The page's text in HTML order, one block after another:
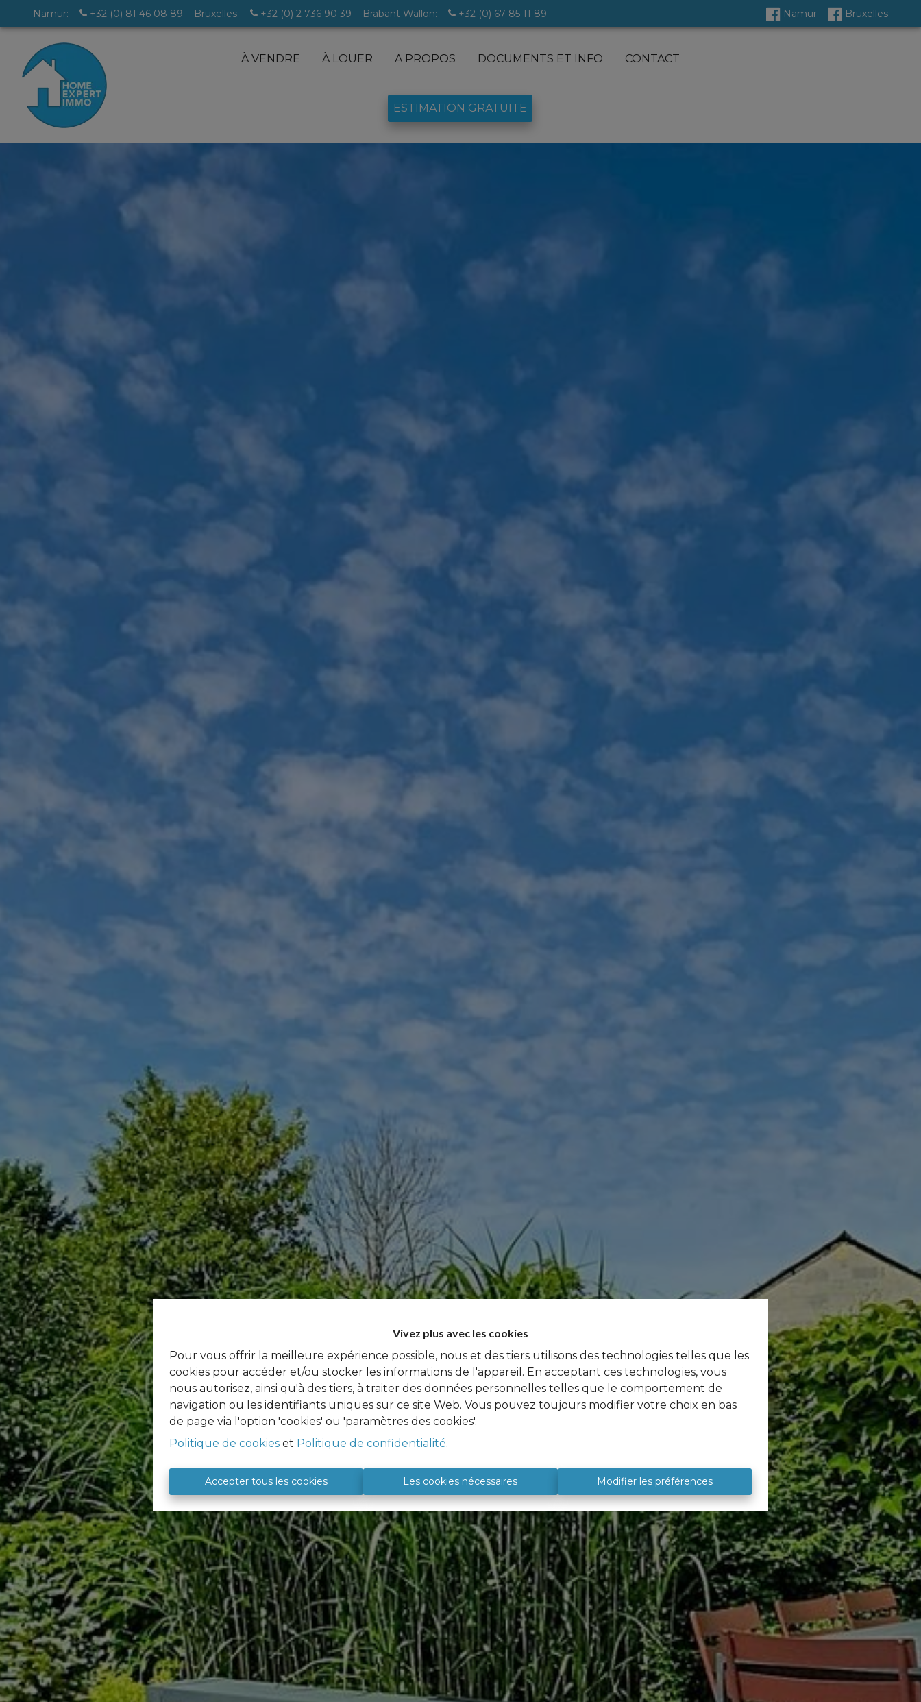
Vivez plus avec les cookies
Pour vous offrir la meilleure expérience possible, nous et des tiers utilisons des technologies telles que les
cookies pour accéder et/ou stocker les informations de l'appareil. En acceptant ces technologies, vous
nous autorisez, ainsi qu'à des tiers, à traiter des données personnelles telles que le comportement de
navigation ou les identifiants uniques sur ce site Web. Vous pouvez toujours modifier votre choix en bas
de page via l'option 'cookies' ou 'paramètres des cookies'.
Politique de cookies et Politique de confidentialité.
Accepter tous les cookies Les cookies nécessaires Modifier les préférences
Namur: +32 (0) 81 46 08 89 Bruxelles: +32 (0) 2 736 90 39 Brabant Wallon: +32 (0) 67 85 11 89 Namur Bruxelles
À VENDRE À LOUER A PROPOS DOCUMENTS ET INFO CONTACT
ESTIMATION GRATUITE
Namur